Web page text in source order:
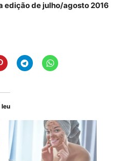
edição de julho/agosto 2016
leu